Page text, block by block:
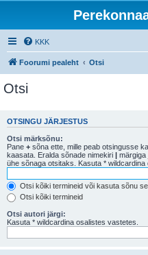
KKK
Foorumi pealeht Otsi
Otsi
OTSINGU JÄRJESTUS
Otsi märksõnu:
Pane + sõna ette, mille peab otsingusse
kaasata. Eralda sõnade nimekiri | märgiga ja
ühe sõnaga otsitaks. Kasuta * wildcardina
Otsi kõiki termineid või kasuta sõnu
Otsi kõiki termineid
Otsi autori järgi:
Kasuta * wildcardina osalistes vastetes.